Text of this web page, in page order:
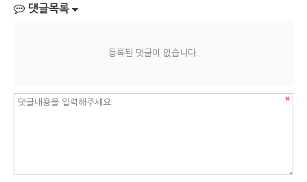
댓글목록
등록된 댓글이 없습니다.